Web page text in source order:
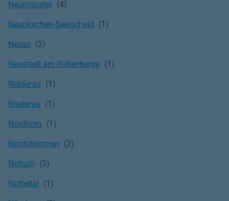
Neumünster
Neunkirchen-Seelscheid
Neuss
Neustadt am Rübenberge
Nidderau
Niederau
Nordhorn
Nordstemmen
Nottuln
Nuthetal